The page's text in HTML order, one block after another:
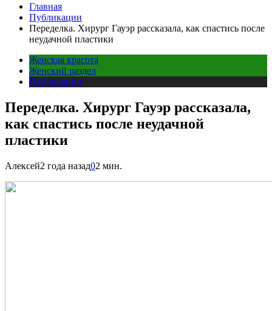
Главная
Публикации
Переделка. Хирург Гауэр рассказала, как спастись после
неудачной пластики
Женская красота
Женский раздел
Публикации
Переделка. Хирург Гауэр рассказала,
как спастись после неудачной
пластики
Алексей2 года назад02 мин.